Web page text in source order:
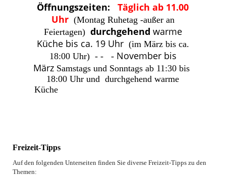
Öffnungszeiten:Täglich ab 11.00
Uhr(Montag Ruhetag -außer an
Feiertagen) durchgehend warme
Küche bis ca. 19 Uhr(im März bis ca.
18:00 Uhr) - - - November bis
März Samstags und Sonntags ab 11:30 bis
18:00 Uhr und durchgehend warme
Küche
Freizeit-Tipps
Auf den folgenden Unterseiten finden Sie diverse Freizeit-Tipps zu den
Themen: